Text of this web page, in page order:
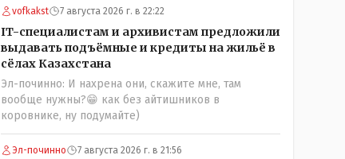
тогда они нужны, хотя я насколько в курсе своей
можно решать и устранять эти сбои и удалённо -
лёжа на диване, в городе. Но, этих современных и
оцифрованных МТФ критично мало для массового
переезда лохматых и обкуренных молодых ребят
из города в село, да и те МТФ я по опыту
подозреваю, скоро перейдут на обслуживание с
помошью кувалды, китайского скотча, алюминевой
проволоки и русского мата. Вот где работать в селе
vofkakst 7 августа 2026 г. в 22:22
IT-специалистам и архивистам предложили
выдавать подъёмные и кредиты на жильё в
сёлах Казахстана
Эл-починно: И нахрена они, скажите мне, там
вообще нужны?😁 как без айтишников в
коровнике, ну подумайте)
Эл-починно 7 августа 2026 г. в 21:56